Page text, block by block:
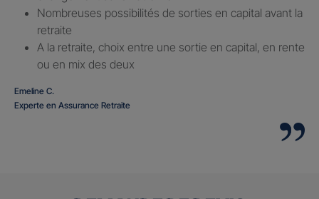
Nombreuses possibilités de sorties en capital avant la
retraite
A la retraite, choix entre une sortie en capital, en rente
ou en mix des deux
Emeline C.
Experte en Assurance Retraite